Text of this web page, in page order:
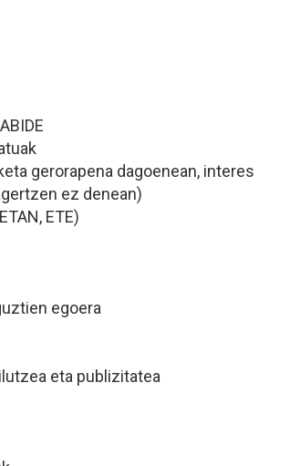
gerorapena dagoenean, interes
ez denean)
ETE)
egoera
eta publizitatea